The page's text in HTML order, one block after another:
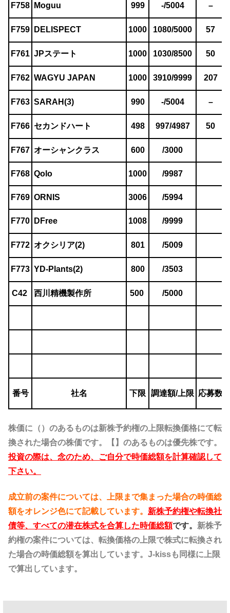
F758 Moguu 999 -/5004 –
F759 DELISPECT 1000 1080/5000 57
F761 JPステート 1000 1030/8500 50
F762 WAGYU JAPAN 1000 3910/9999 207
F763 SARAH(3) 990 -/5004 –
F766 セカンドハート 498 997/4987 50
F767 オーシャンクラス 600 /3000
F768 Qolo 1000 /9987
F769 ORNIS 3006 /5994
F770 DFree 1008 /9999
F772 オクシリア(2) 801 /5009
F773 YD-Plants(2) 800 /3503
C42 西川精機製作所 500 /5000
番号 社名 下限 調達額/上限 応募数
株価に（）のあるものは新株予約権の上限転換価格にて転
換された場合の株価です。【】のあるものは優先株です。
投資の際は、念のため、ご自分で時価総額を計算確認して
下さい。
成立前の案件については、
上限まで集まった場合の時価総
額をオレンジ色にて記載しています。 新株予約権や転換社
債等、すべての潜在株式を合算した時価総額です。 新株予
約権の案件については、転換価格の上限で株式に転換され
た場合の時価総額を算出しています。J-kissも同様に上限
で算出しています。